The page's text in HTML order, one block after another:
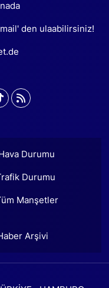
den ulaabilirsiniz!
Durumu
Durumu
Manşetler
Arşivi